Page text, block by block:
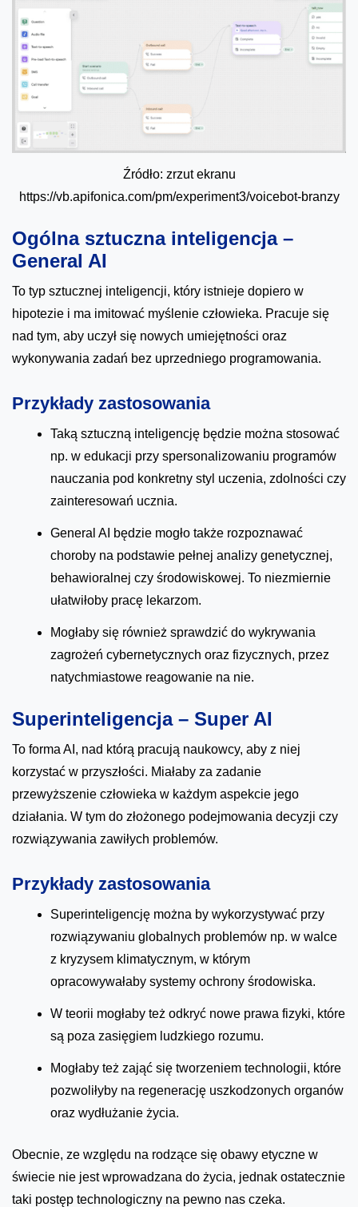
Źródło: zrzut ekranu
https://vb.apifonica.com/pm/experiment3/voicebot-branzy
Ogólna sztuczna inteligencja –
General AI
To typ sztucznej inteligencji, który istnieje dopiero w
hipotezie i ma imitować myślenie człowieka. Pracuje się
nad tym, aby uczył się nowych umiejętności oraz
wykonywania zadań bez uprzedniego programowania.
Przykłady zastosowania
Taką sztuczną inteligencję będzie można stosować
np. w edukacji przy spersonalizowaniu programów
nauczania pod konkretny styl uczenia, zdolności czy
zainteresowań ucznia.
General AI będzie mogło także rozpoznawać
choroby na podstawie pełnej analizy genetycznej,
behawioralnej czy środowiskowej. To niezmiernie
ułatwiłoby pracę lekarzom.
Mogłaby się również sprawdzić do wykrywania
zagrożeń cybernetycznych oraz fizycznych, przez
natychmiastowe reagowanie na nie.
Superinteligencja – Super AI
To forma AI, nad którą pracują naukowcy, aby z niej
korzystać w przyszłości. Miałaby za zadanie
przewyższenie człowieka w każdym aspekcie jego
działania. W tym do złożonego podejmowania decyzji czy
rozwiązywania zawiłych problemów.
Przykłady zastosowania
Superinteligencję można by wykorzystywać przy
rozwiązywaniu globalnych problemów np. w walce
z kryzysem klimatycznym, w którym
opracowywałaby systemy ochrony środowiska.
W teorii mogłaby też odkryć nowe prawa fizyki, które
są poza zasięgiem ludzkiego rozumu.
Mogłaby też zająć się tworzeniem technologii, które
pozwoliłyby na regenerację uszkodzonych organów
oraz wydłużanie życia.
Obecnie, ze względu na rodzące się obawy etyczne w
świecie nie jest wprowadzana do życia, jednak ostatecznie
taki postęp technologiczny na pewno nas czeka.